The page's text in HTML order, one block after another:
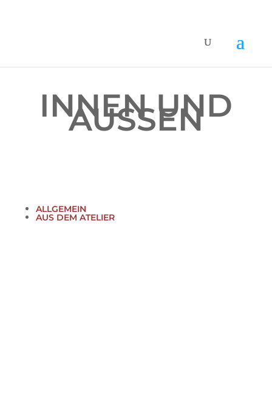
INNEN UND
AUSSEN
ALLGEMEIN
AUS DEM ATELIER